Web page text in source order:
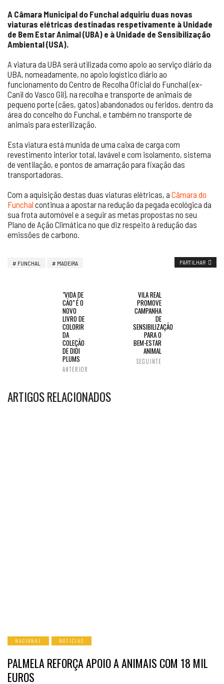
A Câmara Municipal do Funchal adquiriu duas novas
viaturas elétricas destinadas respetivamente à Unidade
de Bem Estar Animal (UBA) e à Unidade de Sensibilização
Ambiental (USA).
A viatura da UBA será utilizada como apoio ao serviço diário da
UBA, nomeadamente, no apoio logístico diário ao
funcionamento do Centro de Recolha Oficial do Funchal (ex-
Canil do Vasco Gil), na recolha e transporte de animais de
pequeno porte (cães, gatos) abandonados ou feridos, dentro da
área do concelho do Funchal, e também no transporte de
animais para esterilização.
Esta viatura está munida de uma caixa de carga com
revestimento interior total, lavável e com isolamento, sistema
de ventilação, e pontos de amarração para fixação das
transportadoras.
Com a aquisição destas duas viaturas elétricas, a Câmara do
Funchal continua a apostar na redução da pegada ecológica da
sua frota automóvel e a seguir as metas propostas no seu
Plano de Ação Climática no que diz respeito à redução das
emissões de carbono.
FUNCHAL MADEIRA PARTILHAR
"VIDA DE
CÃO" É O
NOVO
LIVRO DE
COLORIR
DA
COLEÇÃO
DE DIDI
PLUMS
ANTERIOR
VILA REAL
PROMOVE
CAMPANHA
DE
SENSIBILIZAÇÃO
PARA O
BEM-ESTAR
ANIMAL
SEGUINTE
ARTIGOS RELACIONADOS
NACIONAL NOTICIAS
PALMELA REFORÇA APOIO A ANIMAIS COM 18 MIL
EUROS